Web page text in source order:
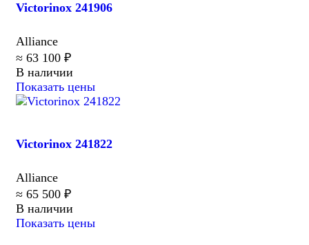
Victorinox 241906
Alliance
≈ 63 100 ₽
В наличии
Показать цены
Victorinox 241822
Alliance
≈ 65 500 ₽
В наличии
Показать цены